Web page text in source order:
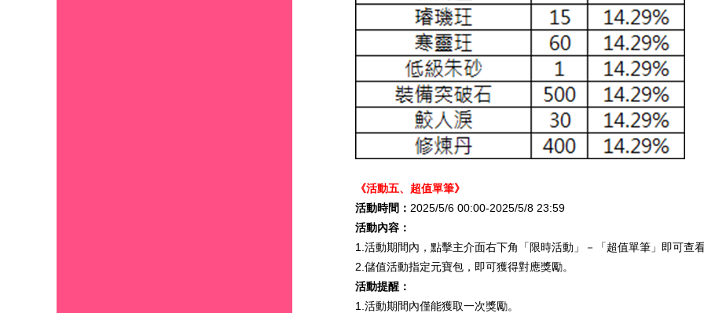
《活動五、 超值單筆》
活動時間： 2025/5/6 00:00-2025/5/8 23:59
活動內容：
1. 活動期間內，點擊主介面右下角「限時活動」－「超值單筆」即可查看
2. 儲值活動指定元寶包，即可獲得對應獎勵。
活動提醒：
1. 活動期間內僅能獲取一次獎勵。